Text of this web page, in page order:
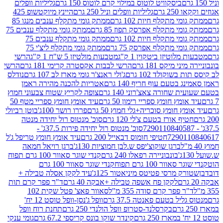
ביסקוויט לוטוס במילוי קרם לוטוס 150 גרם
גליליות וופלים
גרם
גליליות וופלים וניל 250 גרם
היינץ מיוקטשופ 425
מתקלף חיות 102 גרם
ממתק גומי מתקלף ענבים מנגו 85
מתקלף אפרסק תפוז 85 גרם
ממתק גומי מתקלף ענבים 75
מתקלף חיות 102 גרם
ממתק גומי מתקלף ענבים 75
מתקלף אפרסק 75 גרם
ממתק גומי מתקלף ליצ'י 75
ביטקוין 1 ק"ג
מטבעות מולטיזן 5 ש"ח 1 ק"ג
הרשי
מיקס 181 גרם
הרשי לבבות אקסטרה קרימי 181 גרם
הרשי
102 גרם
ג'ולי ראנצ'ר גומי מארז לב 107 גרם
נודלס
עוף חריף 140 גרם
אטריות להכנה מהירה ראמן
שחורה צאצ'רוני 140 גרם
צופה לקריץ שטוח צבעוני חמוץ
חומץ ספריי רימון 50 גרם
עיד אומץ חומץ ספריי מטף 50
חומץ סוכריה+גלי חמוץ 50 גרם
פררו רושר 100ג'
בוטן רביולי
אורז בטעם צ'לי 120 גרם
סוכ' מנטוס רול יחידה מנטה
סוכ' מנטוס רול יחידה פירות 37.5ג' -
חטיפי חומוס דבאייל 200 גרם
עיד אומץ חומץ טריפל ג'ל
ברגן שוקוצ'יפס ש.לבן חמוציות 130ג'
ברגן רויאל חמאה
בונבוניירה רפאלו 240 גרם
קנדי שוגר סאוור 100 גרם תפוח
100 גרם תפוח
קנדי שוגר סאוור 100 גרם
מרסי פטיטס מיניאטור 125ג'
עיד לקקן אסלה טבילה +
לקקן פח אשפה טבילה +אבקה 40 גרם
ד"ר פפר קרם תות
פפר קרם סודה 355 מ"ל
סאוור פאצ' פטל שקית 102
בטעם פאנטה 37.5 גרם
וופל ג'נסן-וופל טוסט 12 יח'
בקרסלנד-סטרופ וופל הולנדי 250 גרם
תחנת רוח וופל
קינדר שוקו בונס קריספי 67.2 גרם
גומי ענקי